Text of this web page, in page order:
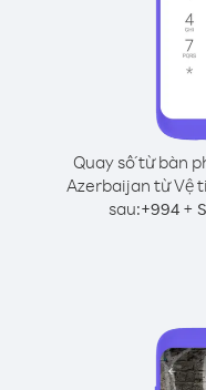
Quay số từ bàn
Azerbaijan từ Vệ
sau:+994+